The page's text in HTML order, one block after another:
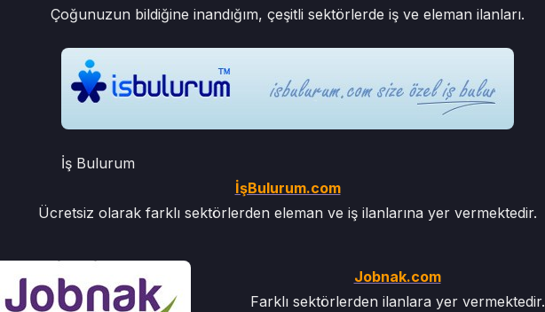
Çoğunuzun bildiğine inandığım, çeşitli sektörlerde iş ve eleman ilanları.
İş Bulurum
İşBulurum.com
Ücretsiz olarak farklı sektörlerden eleman ve iş ilanlarına yer vermektedir.
Jobnak.com
Farklı sektörlerden ilanlara yer vermektedir.